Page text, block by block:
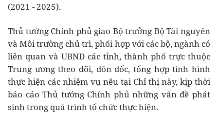
(2021 - 2025).
Thủ tướng Chính phủ giao Bộ trưởng Bộ Tài nguyên
và Môi trường chủ trì, phối hợp với các bộ, ngành có
liên quan và UBND các tỉnh, thành phố trực thuộc
Trung ương theo dõi, đôn đốc, tổng hợp tình hình
thực hiện các nhiệm vụ nêu tại Chỉ thị này, kịp thời
báo cáo Thủ tướng Chính phủ những vấn đề phát
sinh trong quá trình tổ chức thực hiện.